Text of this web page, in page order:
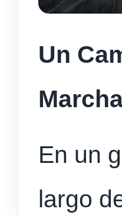
Un
En un
largo